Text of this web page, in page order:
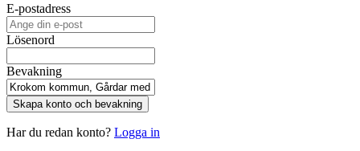
E-postadress
Lösenord
Bevakning
Skapa konto och bevakning
Har du redan konto? Logga in